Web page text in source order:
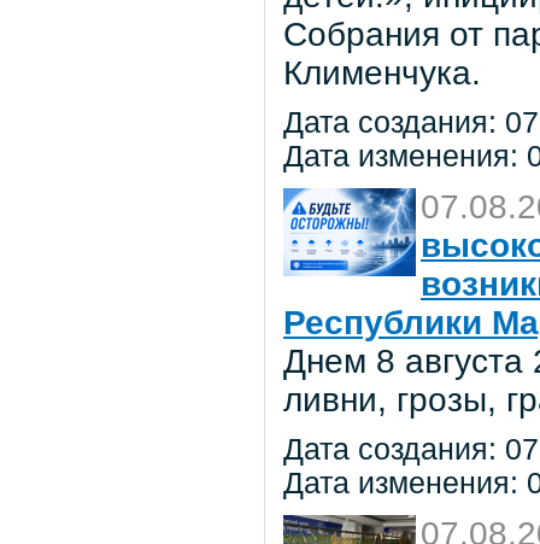
Собрания от
Клименчука.
Дата создания:
Дата изменения:
Республики
Днем 8
ливни, грозы,
Дата создания:
Дата изменения: